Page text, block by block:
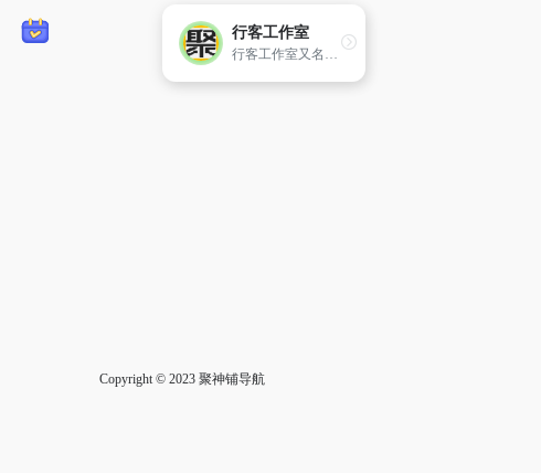
行客工作室
行客工作室又名行客软件工作室，这是一个软件下载网站，行客软件管家、分享各种精品软件下载、经典电影和各种视频教程打包下载
Copyright © 2023 聚神铺导航